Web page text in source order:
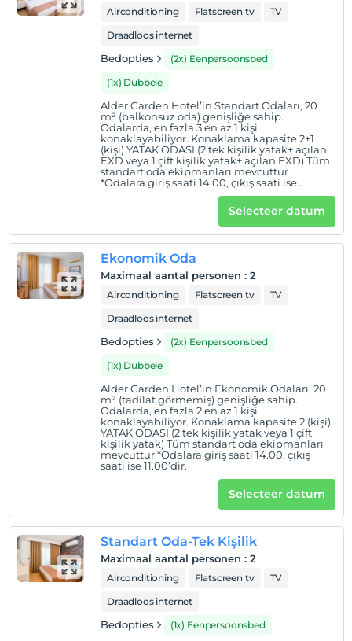
Airconditioning Flatscreen tv
TV
Draadloos internet
Bedopties
(2x) Eenpersoonsbed
(1x) Dubbele
Alder Garden Hotel’in Standart Odaları, 20
m² (balkonsuz oda) genişliğe sahip.
Odalarda, en fazla 3 en az 1 kişi
konaklayabiliyor. Konaklama kapasite 2+1
(kişi) YATAK ODASI (2 tek kişilik yatak+ açılan
EXD veya 1 çift kişilik yatak+ açılan EXD) Tüm
standart oda ekipmanları mevcuttur
*Odalara giriş saati 14.00, çıkış saati ise
Selecteer datum
Ekonomik Oda
Maximaal aantal personen : 2
Airconditioning Flatscreen tv
TV
Draadloos internet
Bedopties
(2x) Eenpersoonsbed
(1x) Dubbele
Alder Garden Hotel’in Ekonomik Odaları, 20
m² (tadilat görmemiş) genişliğe sahip.
Odalarda, en fazla 2 en az 1 kişi
konaklayabiliyor. Konaklama kapasite 2 (kişi)
YATAK ODASI (2 tek kişilik yatak veya 1 çift
kişilik yatak) Tüm standart oda ekipmanları
mevcuttur *Odalara giriş saati 14.00, çıkış
saati ise 11.00’dir.
Selecteer datum
Standart Oda-Tek Kişilik
Maximaal aantal personen : 2
Airconditioning Flatscreen tv
TV
Draadloos internet
Bedopties (1x) Eenpersoonsbed